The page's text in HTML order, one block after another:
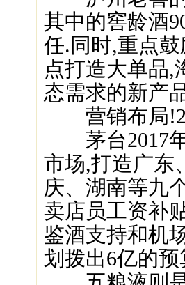
其中的窖龄酒
任.同时,重点
点打造大单品,
态需求的新产
营销布局
茅台2017年
市场,打造广东
庆、湖南等九
卖店员工资补
鉴酒支持和机
划拨出6亿的